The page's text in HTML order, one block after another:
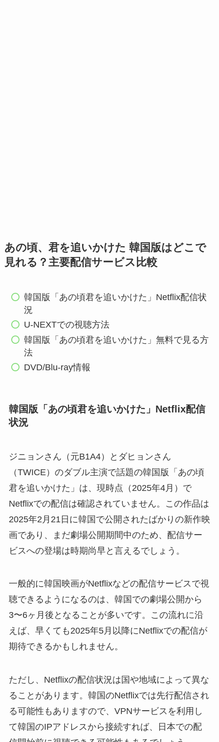
あの頃、君を追いかけた 韓国版はどこで
見れる？主要配信サービス比較
韓国版「あの頃君を追いかけた」Netflix配信状
況
U-NEXTでの視聴方法
韓国版「あの頃君を追いかけた」無料で見る方
法
DVD/Blu-ray情報
韓国版「あの頃君を追いかけた」Netflix配信
状況
ジニョンさん（元B1A4）とダヒョンさん
（TWICE）のダブル主演で話題の韓国版「あの頃
君を追いかけた」は、現時点（2025年4月）で
Netflixでの配信は確認されていません。この作品は
2025年2月21日に韓国で公開されたばかりの新作映
画であり、まだ劇場公開期間中のため、配信サー
ビスへの登場は時期尚早と言えるでしょう。
一般的に韓国映画がNetflixなどの配信サービスで視
聴できるようになるのは、韓国での劇場公開から
3〜6ヶ月後となることが多いです。この流れに沿
えば、早くても2025年5月以降にNetflixでの配信が
期待できるかもしれません。
ただし、Netflixの配信状況は国や地域によって異な
ることがあります。韓国のNetflixでは先行配信され
る可能性もありますので、VPNサービスを利用し
て韓国のIPアドレスから接続すれば、日本での配